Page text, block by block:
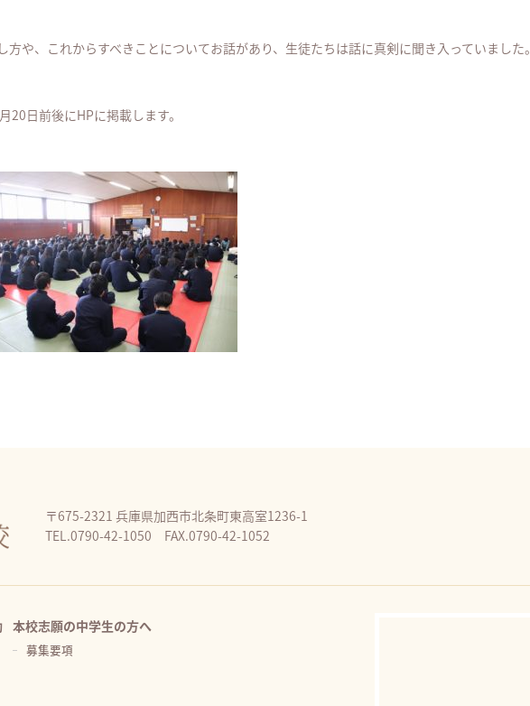
や、これからすべきことについてお話があり、生徒たちは話に真剣に聞き入っていました。
日前後にHPに掲載します。
〒675-2321 兵庫県加西市北条町東高室1236-1
TEL.0790-42-1050 FAX.0790-42-1052
本校志願の中学生の方へ
募集要項